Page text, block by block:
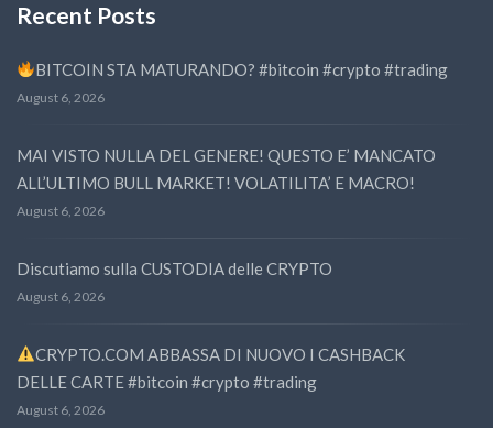
Recent Posts
BITCOIN STA MATURANDO? #bitcoin #crypto #trading
August 6, 2026
MAI VISTO NULLA DEL GENERE! QUESTO E’ MANCATO
ALL’ULTIMO BULL MARKET! VOLATILITA’ E MACRO!
August 6, 2026
Discutiamo sulla CUSTODIA delle CRYPTO
August 6, 2026
CRYPTO.COM ABBASSA DI NUOVO I CASHBACK
DELLE CARTE #bitcoin #crypto #trading
August 6, 2026